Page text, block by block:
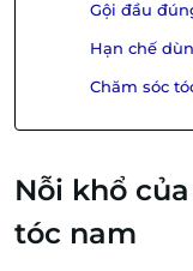
Gội đầu
Hạn chế
Chăm sóc
Nỗi khổ
tóc nam